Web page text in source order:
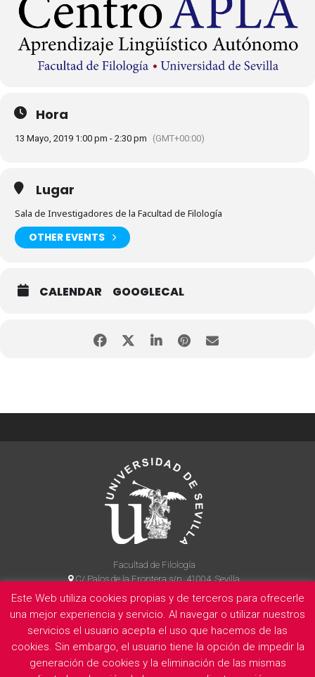
Hora
13 Mayo, 2019 1:00 pm - 2:30 pm (GMT+00:00)
Lugar
Sala de Investigadores de la Facultad de Filología
OTHER EVENTS
CALENDAR GOOGLECAL
Facultad de Filología
C/ Palos de la Frontera s/n, 41004, Sevilla
954 55 14 90
La Facultad Información legal Politica de privacidad Cookies
E
Este Web utiliza cookies propias y de terceros para ofrecerle
una mejor experiencia y servicio. Al navegar o utilizar nuestros
servicios el usuario acepta el uso que hacemos de las
cookies. Sin embargo, el usuario tiene la opción de impedir la
generación de cookies y la eliminación de las mismas